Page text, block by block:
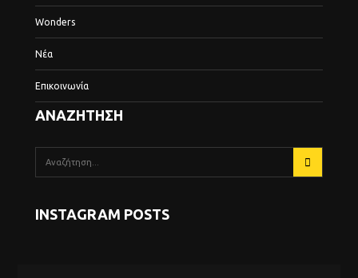
Wonders
Νέα
Επικοινωνία
ΑΝΑΖΗΤΗΣΗ
INSTAGRAM POSTS